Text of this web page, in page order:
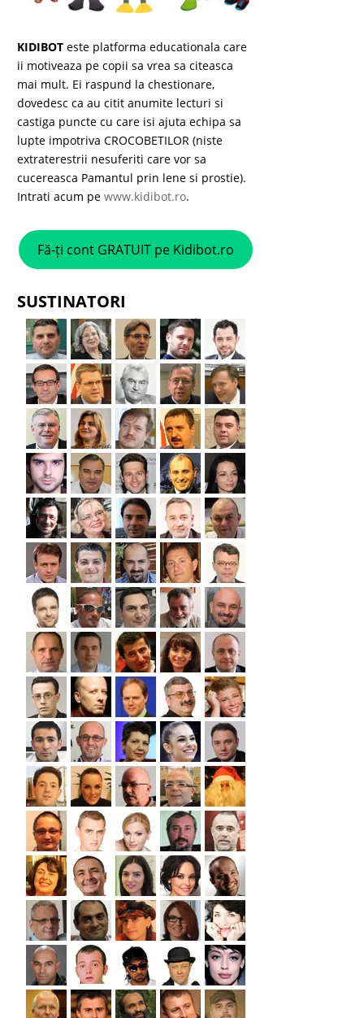
KIDIBOT este platforma educationala care
ii motiveaza pe copii sa vrea sa citeasca
mai mult. Ei raspund la chestionare,
dovedesc ca au citit anumite lecturi si
castiga puncte cu care isi ajuta echipa sa
lupte impotriva CROCOBETILOR (niste
extraterestrii nesuferiti care vor sa
cucereasca Pamantul prin lene si prostie).
Intrati acum pewww.kidibot.ro.
Fă-ți cont GRATUIT pe Kidibot.ro
SUSTINATORI